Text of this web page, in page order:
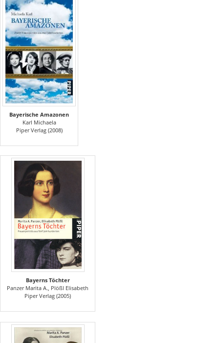
Bayerische Amazonen
Karl Michaela
Piper Verlag (2008)
Bayerns Töchter
Panzer Marita A., Plößl Elisabeth
Piper Verlag (2005)